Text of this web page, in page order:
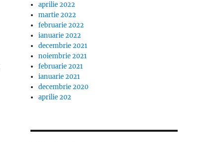
aprilie 2022
martie 2022
februarie 2022
ianuarie 2022
decembrie 2021
noiembrie 2021
februarie 2021
ianuarie 2021
decembrie 2020
aprilie 202